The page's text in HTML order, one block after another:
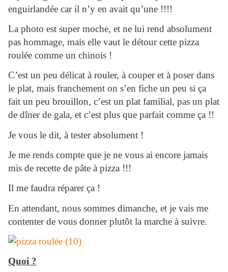
enguirlandée car il n’y en avait qu’une !!!!
La photo est super moche, et ne lui rend absolument
pas hommage, mais elle vaut le détour cette pizza
roulée comme un chinois !
C’est un peu délicat à rouler, à couper et à poser dans
le plat, mais franchement on s’en fiche un peu si ça
fait un peu brouillon, c’est un plat familial, pas un plat
de dîner de gala, et c’est plus que parfait comme ça !!
Je vous le dit, à tester absolument !
Je me rends compte que je ne vous ai encore jamais
mis de recette de pâte à pizza !!!
Il me faudra réparer ça !
En attendant, nous sommes dimanche, et je vais me
contenter de vous donner plutôt la marche à suivre.
Quoi ?